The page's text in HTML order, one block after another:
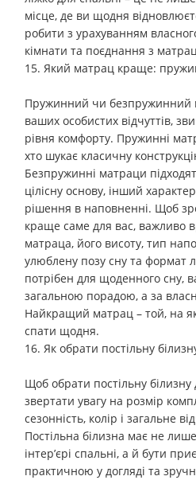
місце, де ви щодня
робити з урахуванням
кімнати та поєднання з
15. Який матрац краще:
Пружинний чи безпружинний
ваших особистих відчуттів,
рівня комфорту. Пружинні
хто шукає класичну
Безпружинні матраци
цілісну основу, інший
рішення в наповненні. Щоб
краще саме для вас, важливо
матраца, його висоту, тип
улюблену позу сну та формат
потрібен для щоденного сну,
загальною порадою, а за
Найкращий матрац – той, на
спати щодня.
16. Як обрати постільну
Щоб обрати постільну
звертати увагу на розмір
сезонність, колір і загальне
Постільна білизна має не
інтер’єрі спальні, а й бути
практичною у догляді та